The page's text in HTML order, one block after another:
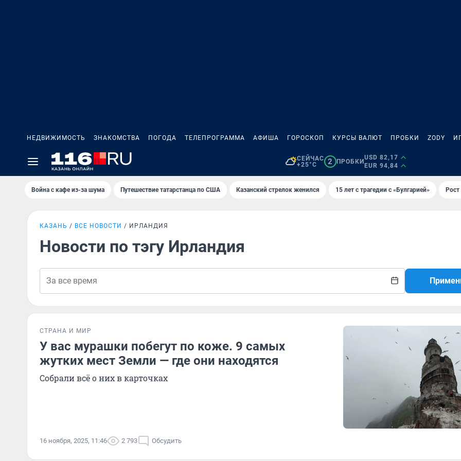
НЕДВИЖИМОСТЬ ЗНАКОМСТВА ПОГОДА ТЕЛЕПРОГРАММА АФИША ГОРОСКОП КУРСЫ ВАЛЮТ ПРОБКИ ZODY
СЕЙЧАС
+25°C
2 ПРОБКИ
USD 82,17
EUR 94,84
Война с кафе из-за шума Путешествие татарстанца по США Казанский стрелок женился 15 лет с трагедии с «Булгарией»
КАЗАНЬ ВСЕ НОВОСТИ ИРЛАНДИЯ
Новости по тэгу Ирландия
СТРАНА И МИР
У вас мурашки побегут по коже. 9 самых
жутких мест Земли — где они находятся
Собрали всё о них в карточках
16 ноября, 2025, 11:46 2 793 Обсудить